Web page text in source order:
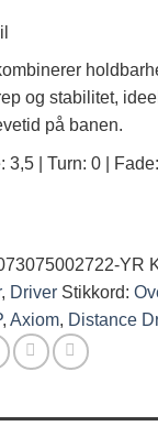
og stabilitet,
på banen.
3,5 | Turn: 0 |
YR
, Driver Stikkord:
, Axiom, Distance